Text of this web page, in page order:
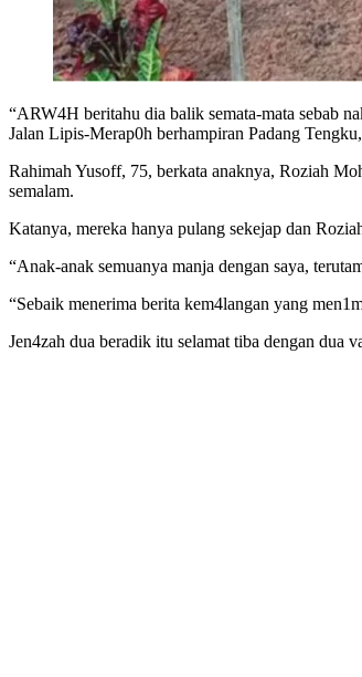
“ARW4H beritahu dia balik semata-mata sebab
Jalan Lipis-Merap0h berhampiran Padang
Rahimah Yusoff, 75, berkata anaknya, Roziah
semalam.
Katanya, mereka hanya pulang sekejap dan
“Anak-anak semuanya manja dengan saya,
“Sebaik menerima berita kem4langan yang
Jen4zah dua beradik itu selamat tiba dengan